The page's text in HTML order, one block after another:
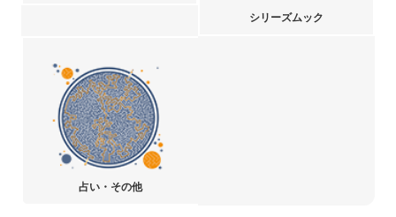
シリーズムック
占い・その他